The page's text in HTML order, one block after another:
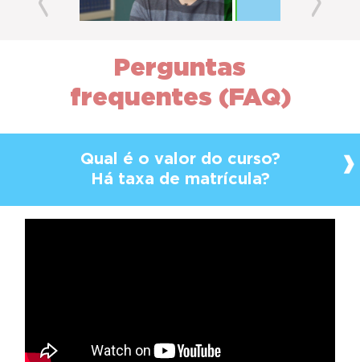
Perguntas
frequentes (FAQ)
Qual é o valor do curso?
Há taxa de matrícula?